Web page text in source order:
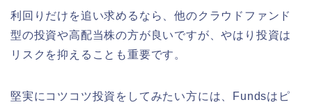
利回りだけを追い求めるなら、他のクラウドファンド
型の投資や高配当株の方が良いですが、やはり投資は
リスクを抑えることも重要です。
堅実にコツコツ投資をしてみたい方には、Fundsはピ